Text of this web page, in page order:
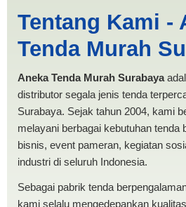
Krian |
TENDA MURAH
Tentang Kami -
Tenda Murah
Aneka Tenda Murah Surabaya
distributor segala jenis tenda
Surabaya. Sejak tahun 2004, kami
melayani berbagai kebutuhan tenda
bisnis, event pameran, kegiatan
industri di seluruh Indonesia.
Sebagai pabrik tenda
kami selalu mengedepankan